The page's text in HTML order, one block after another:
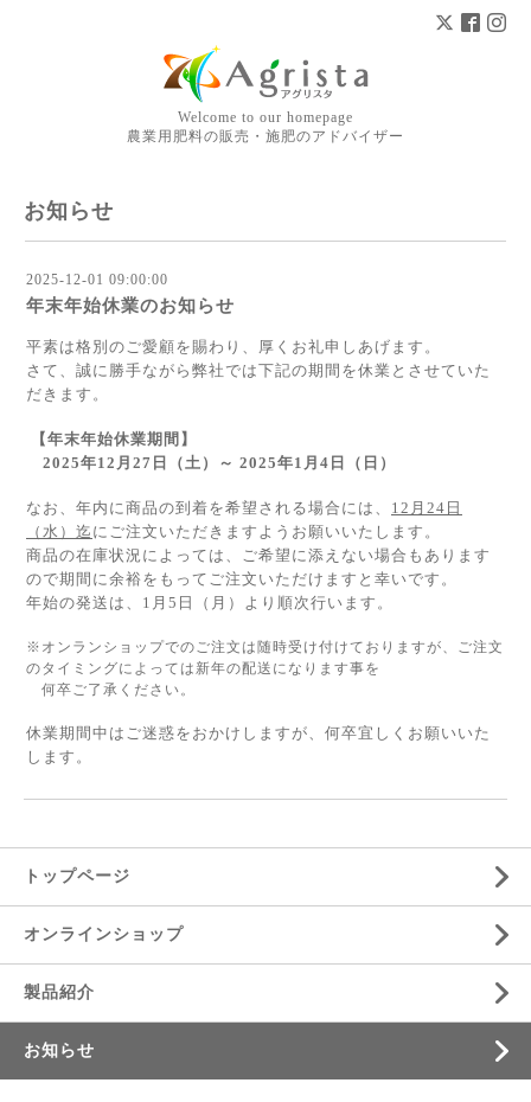
Welcome to our homepage
農業用肥料の販売・施肥のアドバイザー
お知らせ
2025-12-01 09:00:00
年末年始休業のお知らせ
平素は格別のご愛顧を賜わり、厚くお礼申しあげます。
さて、誠に勝手ながら弊社では下記の期間を休業とさせていた
だきます。
【年末年始休業期間】
2025年12月27日（土）～ 2025年1月4日（日）
なお、年内に商品の到着を希望される場合には、 12月24日
（水）迄 にご注文いただきますようお願いいたします。
商品の在庫状況によっては、ご希望に添えない場合もあります
ので期間に余裕をもってご注文いただけますと幸いです。
年始の発送は、1月5日（月）より順次行います。
※オンランショップでのご注文は随時受け付けておりますが、ご注文
のタイミングによっては新年の配送になります事を
何卒ご了承ください。
休業期間中はご迷惑をおかけしますが、何卒宜しくお願いいた
します。
トップページ
オンラインショップ
製品紹介
お知らせ